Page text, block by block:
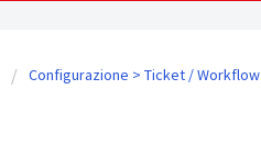
Configurazione > Ticket / Workflow